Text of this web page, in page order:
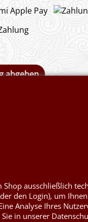
abgeben
ausschließlich
den Login), um
Analyse Ihres
in unserer